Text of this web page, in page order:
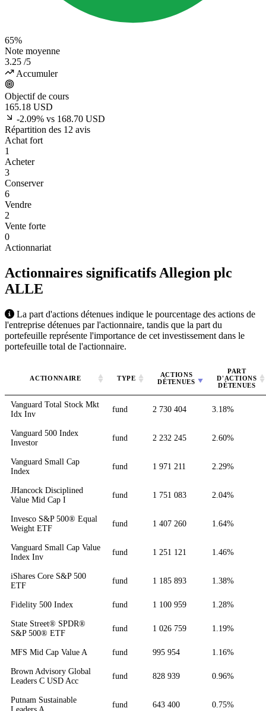
65%
Note moyenne
3.25 /5
Accumuler
Objectif de cours
165.18 USD
-2.09% vs 168.70 USD
Répartition des 12 avis
Achat fort
1
Acheter
3
Conserver
6
Vendre
2
Vente forte
0
Actionnariat
Actionnaires significatifs Allegion plc
ALLE
La part d'actions détenues indique le pourcentage des actions de
l'entreprise détenues par l'actionnaire, tandis que la part du
portefeuille représente l'importance de cet investissement dans le
portefeuille total de l'actionnaire.
ACTIONNAIRE TYPE
ACTIONS
DÉTENUES
PART
D'ACTIONS
DÉTENUES
Vanguard Total Stock Mkt
Idx Inv
fund 2 730 404 3.18%
Vanguard 500 Index
Investor
fund 2 232 245 2.60%
Vanguard Small Cap
Index
fund 1 971 211 2.29%
JHancock Disciplined
Value Mid Cap I
fund 1 751 083 2.04%
Invesco S&P 500® Equal
Weight ETF
fund 1 407 260 1.64%
Vanguard Small Cap Value
Index Inv
fund 1 251 121 1.46%
iShares Core S&P 500
ETF
fund 1 185 893 1.38%
Fidelity 500 Index fund 1 100 959 1.28%
State Street® SPDR®
S&P 500® ETF
fund 1 026 759 1.19%
MFS Mid Cap Value A fund 995 954 1.16%
Brown Advisory Global
Leaders C USD Acc
fund 828 939 0.96%
Putnam Sustainable
fund 643 400 0.75%